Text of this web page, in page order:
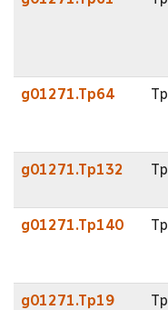
g01271.Tp64 Tp
g01271.Tp132 Tp
g01271.Tp140 Tp
g01271.Tp19 Tp